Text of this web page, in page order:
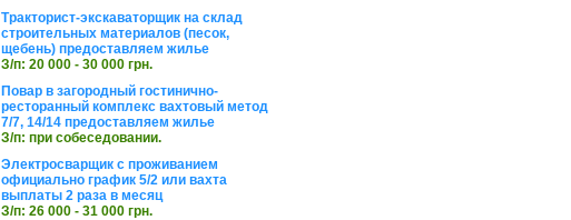
Тракторист-экскаваторщик на склад
строительных материалов (песок,
щебень) предоставляем жилье
З/п: 20 000 - 30 000 грн.
Повар в загородный гостинично-
ресторанный комплекс вахтовый метод
7/7, 14/14 предоставляем жилье
З/п: при собеседовании.
Электросварщик с проживанием
официально график 5/2 или вахта
выплаты 2 раза в месяц
З/п: 26 000 - 31 000 грн.